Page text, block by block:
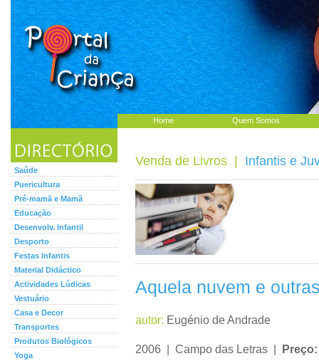
Home Quem Somos
Saúde
Puericultura
Pré-mamã e Mamã
Educação
Desenvolv. Infantil
Desporto
Festas Infantis
Material Didáctico
Actividades Lúdicas
Vestuário
Casa e Decor
Transportes
Produtos Biológicos
Yoga
Venda de Livros Infantis e
Aquela nuvem e
autor: Eugénio de Andrade
2006 | Campo das Letras |